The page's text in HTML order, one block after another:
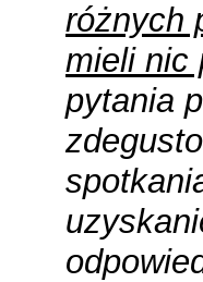
różnych
mieli nic
pytania